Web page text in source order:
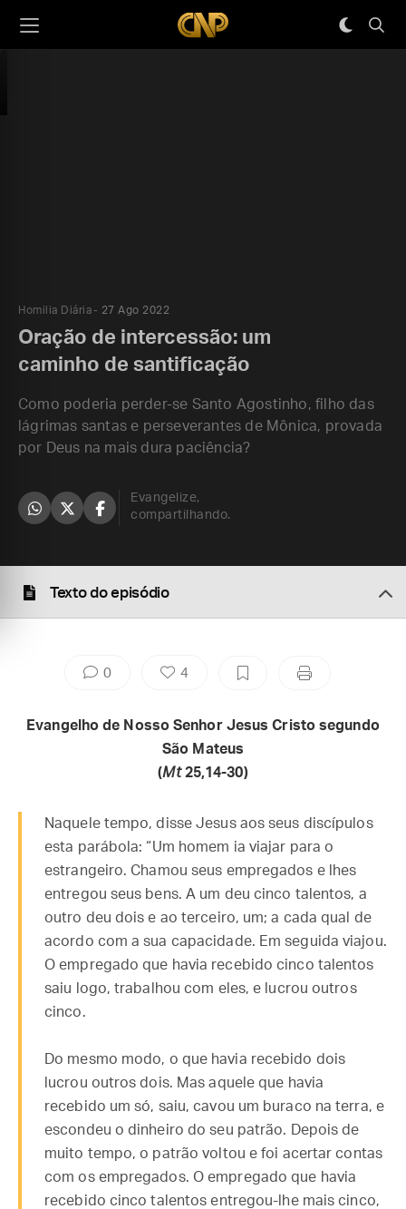
Homilia Diária 27 Ago 2022
Oração de intercessão: um
caminho de santificação
Como poderia perder-se Santo Agostinho, filho das
lágrimas santas e perseverantes de Mônica, provada
por Deus na mais dura paciência?
Evangelize,
compartilhando.
Texto do episódio
0 4
Evangelho de Nosso Senhor Jesus Cristo segundo
São Mateus
(Mt25,14-30)
Naquele tempo, disse Jesus aos seus discípulos
esta parábola: “Um homem ia viajar para o
estrangeiro. Chamou seus empregados e lhes
entregou seus bens. A um deu cinco talentos, a
outro deu dois e ao terceiro, um; a cada qual de
acordo com a sua capacidade. Em seguida viajou.
O empregado que havia recebido cinco talentos
saiu logo, trabalhou com eles, e lucrou outros
cinco.
Do mesmo modo, o que havia recebido dois
lucrou outros dois. Mas aquele que havia
recebido um só, saiu, cavou um buraco na terra, e
escondeu o dinheiro do seu patrão. Depois de
muito tempo, o patrão voltou e foi acertar contas
com os empregados. O empregado que havia
recebido cinco talentos entregou-lhe mais cinco,